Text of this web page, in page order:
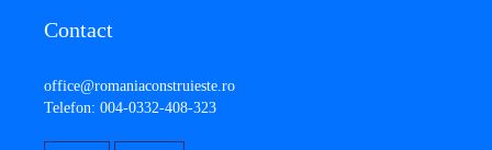
Contact
office@romaniaconstruieste.ro
Telefon: 004-0332-408-323